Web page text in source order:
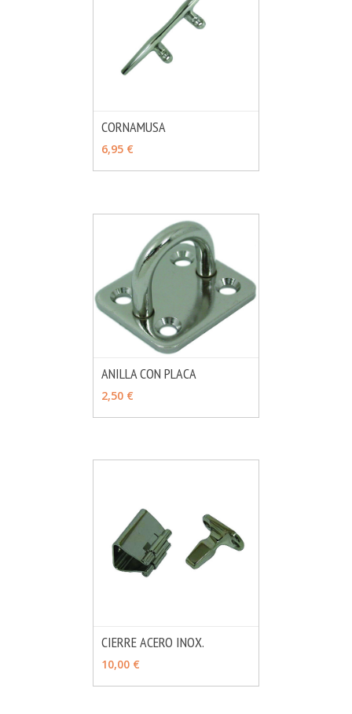
CORNAMUSA
6,95 €
ANILLA CON PLACA
2,50 €
CIERRE ACERO INOX.
10,00 €